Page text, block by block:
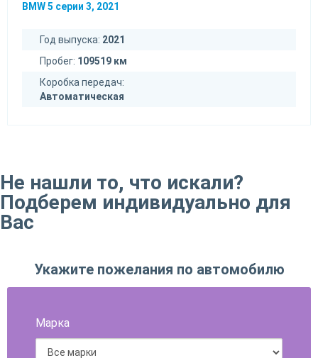
BMW 5 серии 3, 2021
Год выпуска: 2021
Пробег: 109519 км
Коробка передач:
Автоматическая
Не нашли то, что искали?
Подберем индивидуально для
Вас
Укажите пожелания по автомобилю
Марка